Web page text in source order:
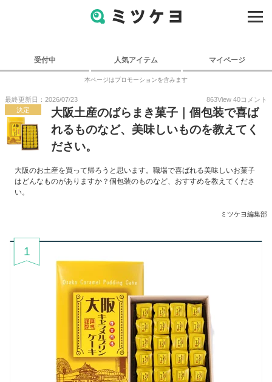
受付中 人気アイテム マイページ
本ページはプロモーションを含みます
最終更新日：2026/07/23 863View 40コメント
決定
大阪土産のばらまき菓子｜個包装で喜ば
れるものなど、美味しいものを教えてく
ださい。
大阪のお土産を買って帰ろうと思います。職場で喜ばれる美味しいお菓子
はどんなものがありますか？個包装のものなど、おすすめを教えてくださ
い。
ミツケヨ編集部
1